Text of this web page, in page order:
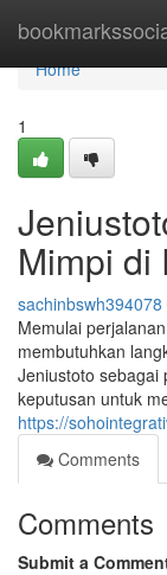
Home
Home
1
Mimpi di
sachinbswh394078
Memulai
membutuhkan
Jeniustoto sebagai
keputusan untuk
https://
Comments
Comments
Submit a